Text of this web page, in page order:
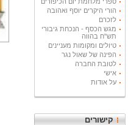
הורי היקרים יוסף ואהובה
לזכרם
מגש הכסף - הנכחת גיבורי
תש"ח בהווה
טיולים ומקומות מעניינים
הפינה של שאול נגר
לטובת החברה
אישי
על אודות
קישורים